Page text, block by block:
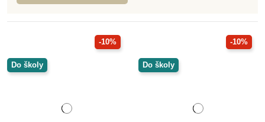
-10%
Do školy
-10%
Do školy